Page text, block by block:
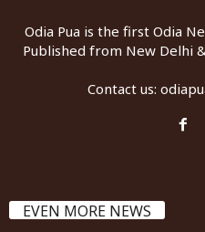
Odia Pua is the first Odia
Published from New Delhi
Contact us:
EVEN MORE NEWS